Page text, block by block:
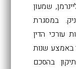
שמעון
במסגרת
עורכי הדין
באמצע שנות
בהסכם